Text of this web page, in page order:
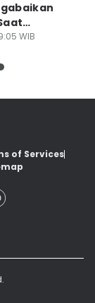
WIB
of Services